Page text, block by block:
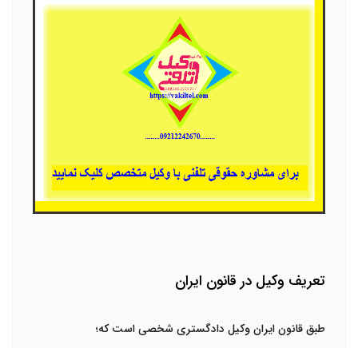
تعریف وکیل در قانون ایران
طبق قانون ایران وکیل دادگستری شخصی است که؛